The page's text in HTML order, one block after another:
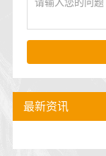
最新资讯